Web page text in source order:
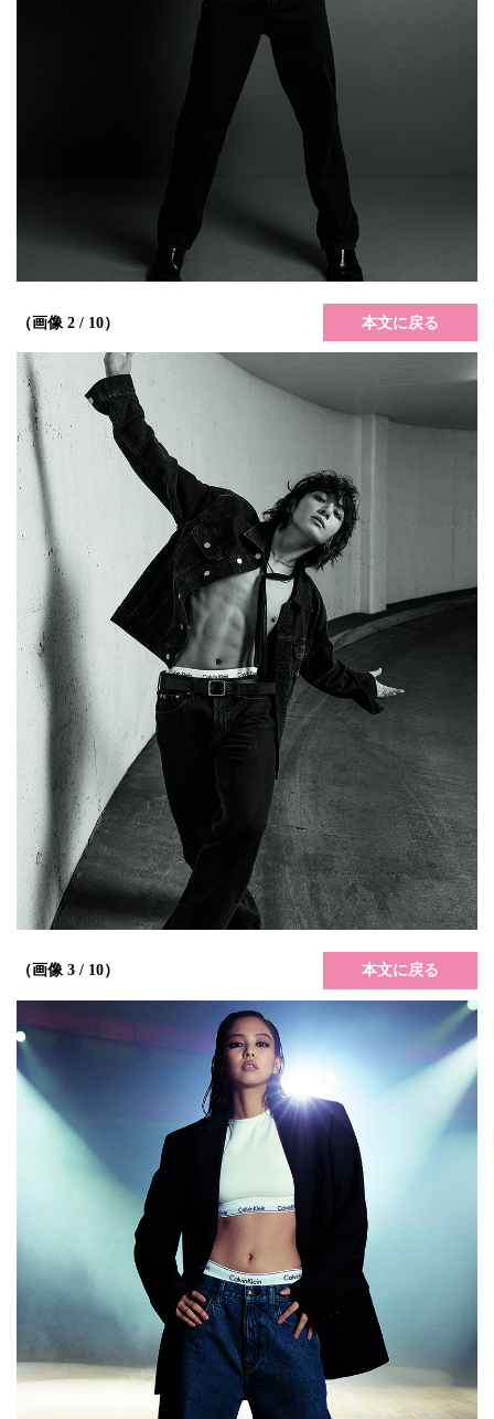
（画像 2 / 10） 本文に戻る
（画像 3 / 10） 本文に戻る